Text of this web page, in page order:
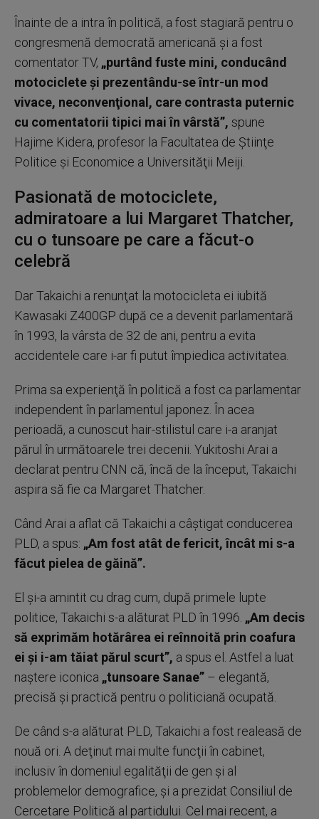
Înainte de a intra în politică, a fost stagiară pentru o
congresmenă democrată americană şi a fost
comentator TV, „purtând fuste mini, conducând
motociclete şi prezentându-se într-un mod
vivace, neconvenţional, care contrasta puternic
cu comentatorii tipici mai în vârstă”, spune
Hajime Kidera, profesor la Facultatea de Ştiinţe
Politice şi Economice a Universităţii Meiji.
Pasionată de motociclete,
admiratoare a lui Margaret Thatcher,
cu o tunsoare pe care a făcut-o
celebră
Dar Takaichi a renunţat la motocicleta ei iubită
Kawasaki Z400GP după ce a devenit parlamentară
în 1993, la vârsta de 32 de ani, pentru a evita
accidentele care i-ar fi putut împiedica activitatea.
Prima sa experienţă în politică a fost ca parlamentar
independent în parlamentul japonez. În acea
perioadă, a cunoscut hair-stilistul care i-a aranjat
părul în următoarele trei decenii. Yukitoshi Arai a
declarat pentru CNN că, încă de la început, Takaichi
aspira să fie ca Margaret Thatcher.
Când Arai a aflat că Takaichi a câştigat conducerea
PLD, a spus: „Am fost atât de fericit, încât mi s-a
făcut pielea de găină”.
El şi-a amintit cu drag cum, după primele lupte
politice, Takaichi s-a alăturat PLD în 1996. „Am decis
să exprimăm hotărârea ei reînnoită prin coafura
ei şi i-am tăiat părul scurt”, a spus el. Astfel a luat
naştere iconica „tunsoare Sanae” – elegantă,
precisă şi practică pentru o politiciană ocupată.
De când s-a alăturat PLD, Takaichi a fost realeasă de
nouă ori. A deţinut mai multe funcţii în cabinet,
inclusiv în domeniul egalităţii de gen şi al
problemelor demografice, şi a prezidat Consiliul de
Cercetare Politică al partidului. Cel mai recent, a